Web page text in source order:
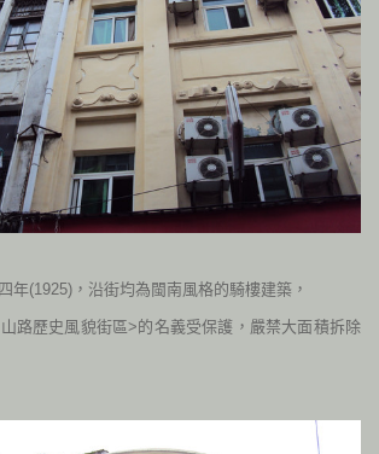
年(1925) ，沿街均為閩南風格的騎樓建築，
路歷史風貌街區>的名義受保護，嚴禁大面積拆除